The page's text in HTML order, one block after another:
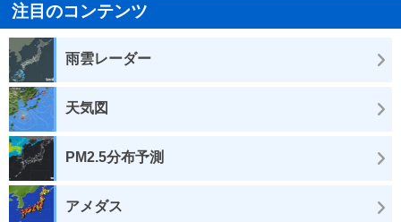
注目のコンテンツ
雨雲レーダー
天気図
PM2.5分布予測
アメダス